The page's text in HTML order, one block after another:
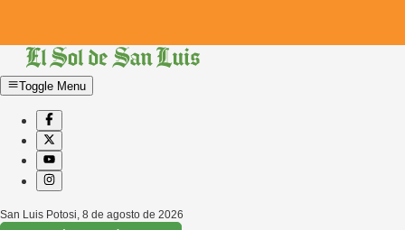
Toggle Menu
San Luis Potosi 8 de agosto de 2026